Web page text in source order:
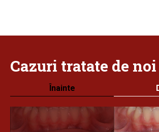
Cazuri tratate de noi
Înainte